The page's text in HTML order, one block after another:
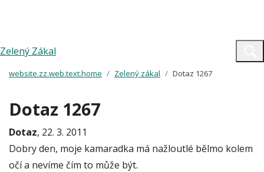
Zelený Zákal
website.zz.web.text.home Zelený zákal Dotaz 1267
Dotaz 1267
Dotaz, 22. 3. 2011
Dobry den, moje kamaradka má nažloutlé bělmo kolem
očí a nevíme čím to může být.